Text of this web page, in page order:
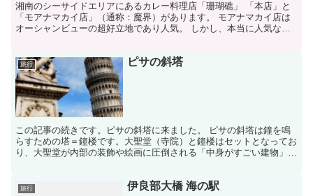
湘南のシーサイドエリアにあるカレー料理店「珊瑚礁」 「本店」と
「モアナマカイ店」（通称：魔界）があります。 モアナマカイ店は
オーシャンビューの超好立地であり人気。 しかし、本当に人気なの
旅行 ピサの斜塔
この記事の続きです。ピサの斜塔に来ました。 ピサの斜塔は鐘を鳴
らすための塔＝鐘楼です。大聖堂（寺院）と鐘楼はセットとなってお
り、大聖堂が内部の装飾や絵画に圧倒される「中身がすごい建物」な
旅行 伊良部大橋 海の駅